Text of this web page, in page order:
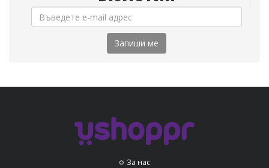
Запиши ме
За нас